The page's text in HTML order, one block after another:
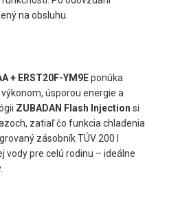
na obsluhu.
+ ERST20F-YM9Eponúka
úsporou energie a
ZUBADAN Flash Injection si
zatiaľ čo funkcia chladenia
zásobník TÚV 200 l
vody pre celú rodinu – ideálne